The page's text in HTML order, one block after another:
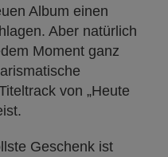
Album einen
Aber natürlich
Moment ganz
von „Heute
Geschenk ist